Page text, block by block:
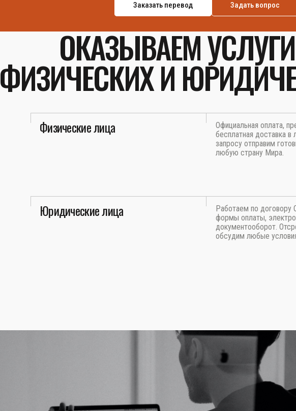
Заказать перевод Задать вопрос
ОКАЗЫВАЕМ
ФИЗИЧЕСКИХ И
Физические лица
Официальная оплата,
бесплатная доставка
запросу отправим
любую страну Мира.
Юридические лица
Работаем по
формы оплаты,
документооборот.
обсудим любые